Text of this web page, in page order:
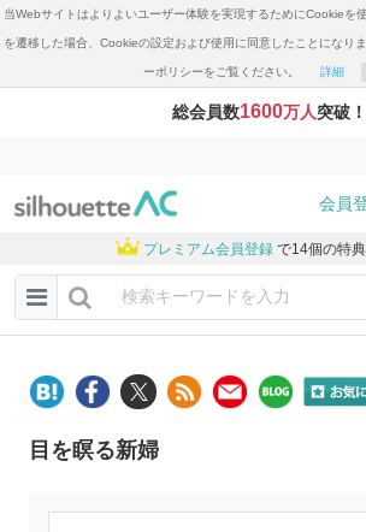
当Webサイトはよりよいユーザー体験を実現するためにCookieを
を遷移した場合、Cookieの設定および使用に同意したことになり
ーポリシーをご覧ください。 詳細
総会員数1600万人突破！
会員
プレミアム会員登録 で14個の特
目を瞑る新婦